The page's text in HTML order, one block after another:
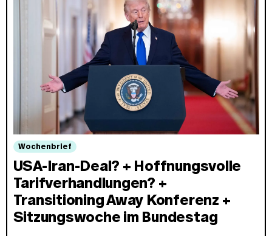
Wochenbrief
USA-Iran-Deal? + Hoffnungsvolle
Tarifverhandlungen? +
Transitioning Away Konferenz +
Sitzungswoche im Bundestag